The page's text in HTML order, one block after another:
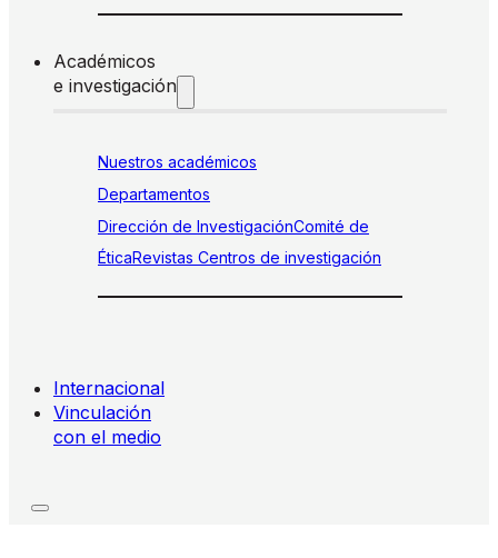
Académicos
e investigación
Nuestros académicos
Departamentos
Dirección de InvestigaciónComité de
ÉticaRevistas Centros de investigación
Internacional
Vinculación
con el medio